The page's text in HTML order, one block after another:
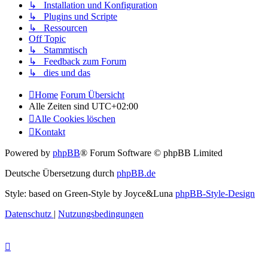
↳ Installation und Konfiguration
↳ Plugins und Scripte
↳ Ressourcen
Off Topic
↳ Stammtisch
↳ Feedback zum Forum
↳ dies und das
Home Forum Übersicht
Alle Zeiten sind UTC+02:00
Alle Cookies löschen
Kontakt
Powered by phpBB® Forum Software © phpBB Limited
Deutsche Übersetzung durch phpBB.de
Style: based on Green-Style by Joyce&Luna phpBB-Style-Design
Datenschutz | Nutzungsbedingungen